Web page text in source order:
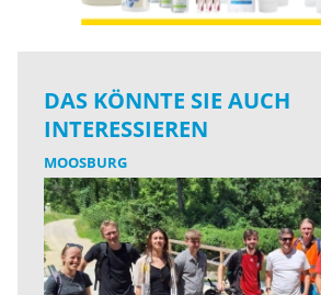
DAS KÖNNTE SIE AUCH
INTERESSIEREN
MOOSBURG